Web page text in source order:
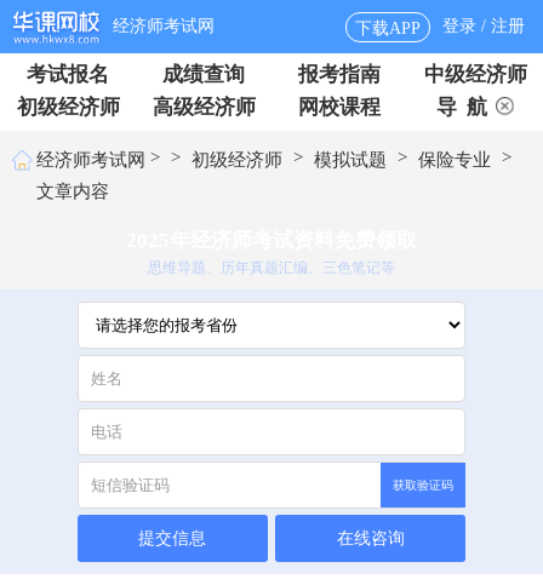
经济师考试网 下载APP 登录 / 注册
考试报名 成绩查询 报考指南
中级经济师
初级经济师
高级经济师 网校课程 导 航
经济师考试网 > > 初级经济师 > 模拟试题 > 保险专业
>
文章内容
思维导题、历年真题汇编、三色笔记等
获取验证码
提交信息 在线咨询